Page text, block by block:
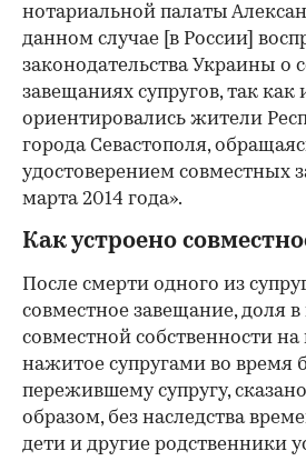
нотариальной палаты
данном случае [в России]
законодательства Украины о
завещаниях супругов, так
ориентировались жители
города Севастополя,
удостоверением совместных
марта 2014 года».
Как устроено
После смерти одного из
совместное завещание, доля
совместной собственности
нажитое супругами во время
пережившему супругу,
образом, без наследства
дети и другие родственники